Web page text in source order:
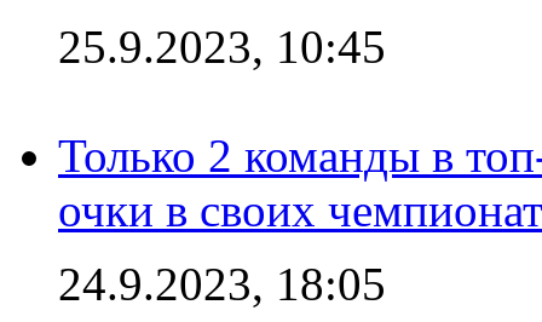
25.9.2023, 10:45
Только 2 команды в
очки в своих
24.9.2023, 18:05